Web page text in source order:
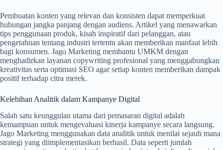
Pembuatan konten yang relevan dan konsisten dapat memperkuat
hubungan jangka panjang dengan audiens. Artikel yang menawarkan
tips penggunaan produk, kisah inspiratif dari pelanggan, atau
pengetahuan tentang industri tertentu akan memberikan manfaat lebih
bagi konsumen. Jago Marketing membantu UMKM dengan
menghadirkan layanan copywriting profesional yang menggabungkan
kreativitas serta optimasi SEO agar setiap konten memberikan dampak
positif terhadap citra merek.
Kelebihan Analitik dalam Kampanye Digital
Salah satu keunggulan utama dari pemasaran digital adalah
kemampuan untuk mengevaluasi kinerja kampanye secara langsung.
Jago Marketing menggunakan data analitik untuk menilai sejauh mana
strategi yang diimplementasikan berhasil. Data seperti jumlah